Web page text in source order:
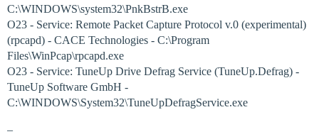
C:\WINDOWS\system32\PnkBstrB.exe
O23 - Service: Remote Packet Capture Protocol v.0 (experimental)
(rpcapd) - CACE Technologies - C:\Program
Files\WinPcap\rpcapd.exe
O23 - Service: TuneUp Drive Defrag Service (TuneUp.Defrag) -
TuneUp Software GmbH -
C:\WINDOWS\System32\TuneUpDefragService.exe
–